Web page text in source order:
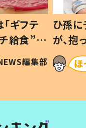
ギフテ
給食”を
和の親
編集部
ひ孫
が、
「涙が
い」